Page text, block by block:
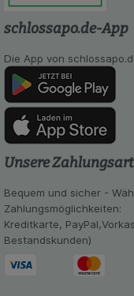
zu gestalten.
hierfür teilweise
soziale Medien
schlossapo.de-App
Die App von
Unsere
Bequem und sicher -
Zahlungsmöglichkeiten:
Kreditkarte,
Bestandskunden)